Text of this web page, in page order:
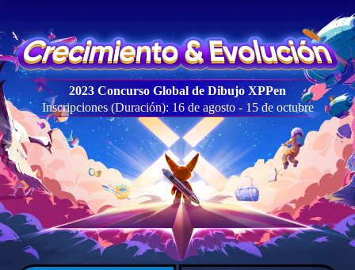
2023 Concurso Global de Dibujo XPPen
Inscripciones (Duración): 16 de agosto - 15 de octubre